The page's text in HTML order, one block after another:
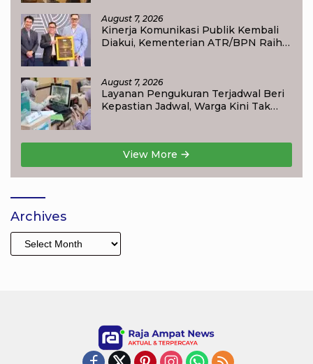
August 7, 2026
Kinerja Komunikasi Publik Kembali
Diakui, Kementerian ATR/BPN Raih
August 7, 2026
Layanan Pengukuran Terjadwal Beri
Kepastian Jadwal, Warga Kini Tak
View More
Archives
Archives